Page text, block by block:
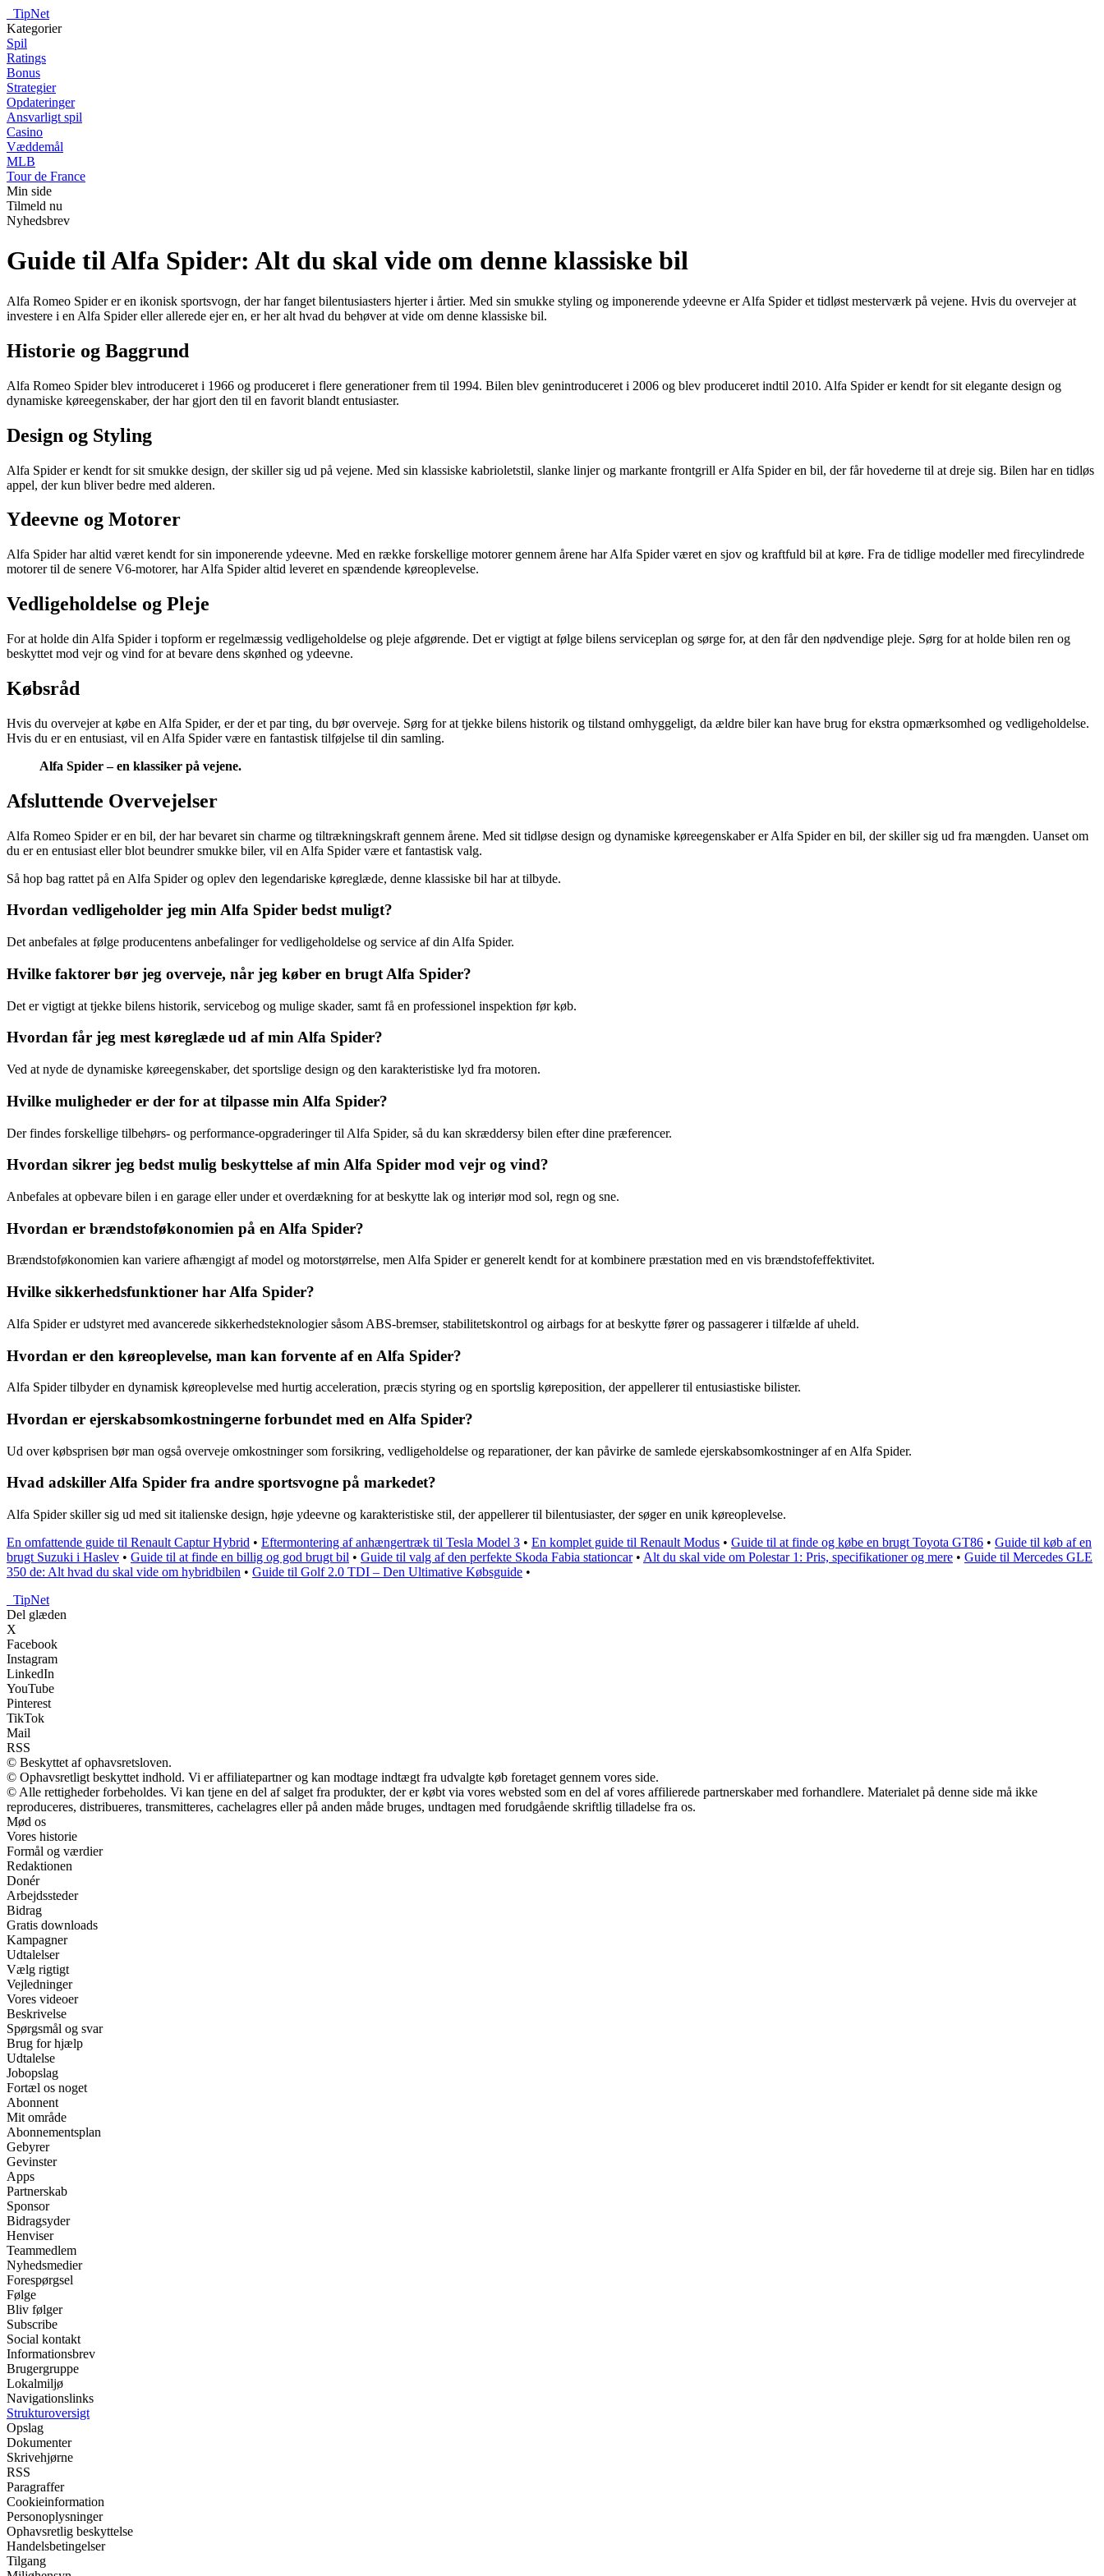
TipNet
Kategorier
Spil
Ratings
Bonus
Strategier
Opdateringer
Ansvarligt spil
Casino
Væddemål
MLB
Tour de France
Min side
Tilmeld nu
Nyhedsbrev
Guide til Alfa Spider: Alt du skal vide om denne klassiske bil
Alfa Romeo Spider er en ikonisk sportsvogn, der har fanget bilentusiasters hjerter i årtier. Med sin smukke styling og imponerende ydeevne er Alfa Spider et tidløst mesterværk på vejene. Hvis du overvejer at
investere i en Alfa Spider eller allerede ejer en, er her alt hvad du behøver at vide om denne klassiske bil.
Historie og Baggrund
Alfa Romeo Spider blev introduceret i 1966 og produceret i flere generationer frem til 1994. Bilen blev genintroduceret i 2006 og blev produceret indtil 2010. Alfa Spider er kendt for sit elegante design og
dynamiske køreegenskaber, der har gjort den til en favorit blandt entusiaster.
Design og Styling
Alfa Spider er kendt for sit smukke design, der skiller sig ud på vejene. Med sin klassiske kabrioletstil, slanke linjer og markante frontgrill er Alfa Spider en bil, der får hovederne til at dreje sig. Bilen har en tidløs
appel, der kun bliver bedre med alderen.
Ydeevne og Motorer
Alfa Spider har altid været kendt for sin imponerende ydeevne. Med en række forskellige motorer gennem årene har Alfa Spider været en sjov og kraftfuld bil at køre. Fra de tidlige modeller med firecylindrede
motorer til de senere V6-motorer, har Alfa Spider altid leveret en spændende køreoplevelse.
Vedligeholdelse og Pleje
For at holde din Alfa Spider i topform er regelmæssig vedligeholdelse og pleje afgørende. Det er vigtigt at følge bilens serviceplan og sørge for, at den får den nødvendige pleje. Sørg for at holde bilen ren og
beskyttet mod vejr og vind for at bevare dens skønhed og ydeevne.
Købsråd
Hvis du overvejer at købe en Alfa Spider, er der et par ting, du bør overveje. Sørg for at tjekke bilens historik og tilstand omhyggeligt, da ældre biler kan have brug for ekstra opmærksomhed og vedligeholdelse.
Hvis du er en entusiast, vil en Alfa Spider være en fantastisk tilføjelse til din samling.
Alfa Spider – en klassiker på vejene.
Afsluttende Overvejelser
Alfa Romeo Spider er en bil, der har bevaret sin charme og tiltrækningskraft gennem årene. Med sit tidløse design og dynamiske køreegenskaber er Alfa Spider en bil, der skiller sig ud fra mængden. Uanset om
du er en entusiast eller blot beundrer smukke biler, vil en Alfa Spider være et fantastisk valg.
Så hop bag rattet på en Alfa Spider og oplev den legendariske køreglæde, denne klassiske bil har at tilbyde.
Hvordan vedligeholder jeg min Alfa Spider bedst muligt?
Det anbefales at følge producentens anbefalinger for vedligeholdelse og service af din Alfa Spider.
Hvilke faktorer bør jeg overveje, når jeg køber en brugt Alfa Spider?
Det er vigtigt at tjekke bilens historik, servicebog og mulige skader, samt få en professionel inspektion før køb.
Hvordan får jeg mest køreglæde ud af min Alfa Spider?
Ved at nyde de dynamiske køreegenskaber, det sportslige design og den karakteristiske lyd fra motoren.
Hvilke muligheder er der for at tilpasse min Alfa Spider?
Der findes forskellige tilbehørs- og performance-opgraderinger til Alfa Spider, så du kan skræddersy bilen efter dine præferencer.
Hvordan sikrer jeg bedst mulig beskyttelse af min Alfa Spider mod vejr og vind?
Anbefales at opbevare bilen i en garage eller under et overdækning for at beskytte lak og interiør mod sol, regn og sne.
Hvordan er brændstoføkonomien på en Alfa Spider?
Brændstoføkonomien kan variere afhængigt af model og motorstørrelse, men Alfa Spider er generelt kendt for at kombinere præstation med en vis brændstofeffektivitet.
Hvilke sikkerhedsfunktioner har Alfa Spider?
Alfa Spider er udstyret med avancerede sikkerhedsteknologier såsom ABS-bremser, stabilitetskontrol og airbags for at beskytte fører og passagerer i tilfælde af uheld.
Hvordan er den køreoplevelse, man kan forvente af en Alfa Spider?
Alfa Spider tilbyder en dynamisk køreoplevelse med hurtig acceleration, præcis styring og en sportslig køreposition, der appellerer til entusiastiske bilister.
Hvordan er ejerskabsomkostningerne forbundet med en Alfa Spider?
Ud over købsprisen bør man også overveje omkostninger som forsikring, vedligeholdelse og reparationer, der kan påvirke de samlede ejerskabsomkostninger af en Alfa Spider.
Hvad adskiller Alfa Spider fra andre sportsvogne på markedet?
Alfa Spider skiller sig ud med sit italienske design, høje ydeevne og karakteristiske stil, der appellerer til bilentusiaster, der søger en unik køreoplevelse.
En omfattende guide til Renault Captur Hybrid • Eftermontering af anhængertræk til Tesla Model 3 • En komplet guide til Renault Modus • Guide til at finde og købe en brugt Toyota GT86 • Guide til køb af en
brugt Suzuki i Haslev • Guide til at finde en billig og god brugt bil • Guide til valg af den perfekte Skoda Fabia stationcar• Alt du skal vide om Polestar 1: Pris, specifikationer og mere • Guide til Mercedes GLE
350 de: Alt hvad du skal vide om hybridbilen • Guide til Golf 2.0 TDI – Den Ultimative Købsguide •
TipNet
Del glæden
X
Facebook
Instagram
LinkedIn
YouTube
Pinterest
TikTok
Mail
RSS
© Beskyttet af ophavsretsloven.
© Ophavsretligt beskyttet indhold. Vi er affiliatepartner og kan modtage indtægt fra udvalgte køb foretaget gennem vores side.
© Alle rettigheder forbeholdes. Vi kan tjene en del af salget fra produkter, der er købt via vores websted som en del af vores affilierede partnerskaber med forhandlere. Materialet på denne side må ikke
reproduceres, distribueres, transmitteres, cachelagres eller på anden måde bruges, undtagen med forudgående skriftlig tilladelse fra os.
Mød os
Vores historie
Formål og værdier
Redaktionen
Donér
Arbejdssteder
Bidrag
Gratis downloads
Kampagner
Udtalelser
Vælg rigtigt
Vejledninger
Vores videoer
Beskrivelse
Spørgsmål og svar
Brug for hjælp
Udtalelse
Jobopslag
Fortæl os noget
Abonnent
Mit område
Abonnementsplan
Gebyrer
Gevinster
Apps
Partnerskab
Sponsor
Bidragsyder
Henviser
Teammedlem
Nyhedsmedier
Forespørgsel
Følge
Bliv følger
Subscribe
Social kontakt
Informationsbrev
Brugergruppe
Lokalmiljø
Navigationslinks
Strukturoversigt
Opslag
Dokumenter
Skrivehjørne
RSS
Paragraffer
Cookieinformation
Personoplysninger
Ophavsretlig beskyttelse
Handelsbetingelser
Tilgang